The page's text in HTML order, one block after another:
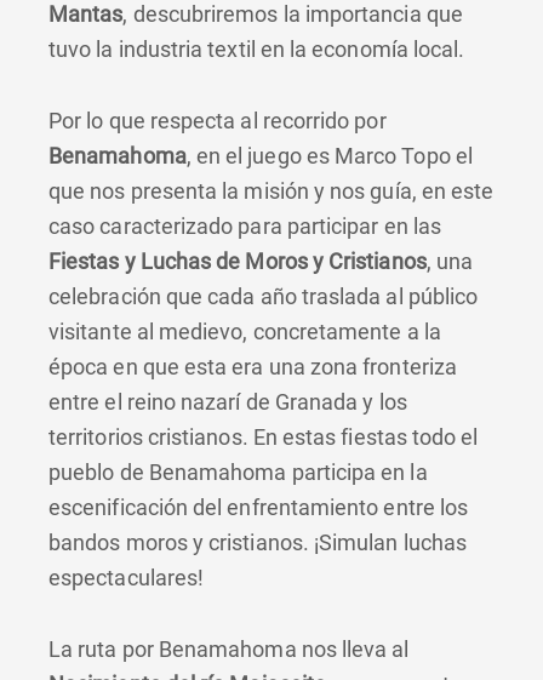
Mantas, descubriremos la importancia que
tuvo la industria textil en la economía local.
Por lo que respecta al recorrido por
Benamahoma, en el juego es Marco Topo el
que nos presenta la misión y nos guía, en este
caso caracterizado para participar en las
Fiestas y Luchas de Moros y Cristianos, una
celebración que cada año traslada al público
visitante al medievo, concretamente a la
época en que esta era una zona fronteriza
entre el reino nazarí de Granada y los
territorios cristianos. En estas fiestas todo el
pueblo de Benamahoma participa en la
escenificación del enfrentamiento entre los
bandos moros y cristianos. ¡Simulan luchas
espectaculares!
La ruta por Benamahoma nos lleva al